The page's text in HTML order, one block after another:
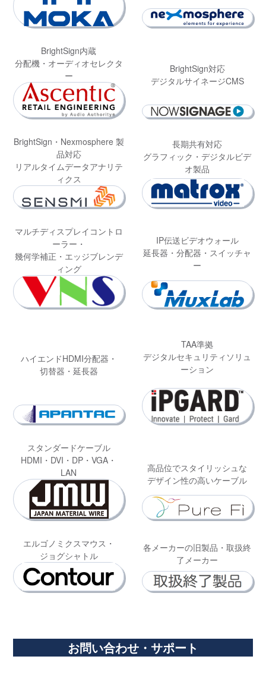
BrightSign内蔵
分配機・オーディオセレクタ
ー
BrightSign対応
デジタルサイネージCMS
BrightSign・Nexmosphere 製
品対応
リアルタイムデータアナリテ
ィクス
長期共有対応
グラフィック・デジタルビデ
オ製品
マルチディスプレイコントロ
ーラー・
幾何学補正・エッジブレンデ
ィング
IP伝送ビデオウォール
延長器・分配器・スイッチャ
ー
ハイエンドHDMI分配器・
切替器・延長器
TAA準拠
デジタルセキュリティソリュ
ーション
スタンダードケーブル
HDMI・DVI・DP・VGA・
LAN
高品位でスタイリッシュな
デザイン性の高いケーブル
エルゴノミクスマウス・
ジョグシャトル
各メーカーの旧製品・取扱終
了メーカー
お問い合わせ・サポート